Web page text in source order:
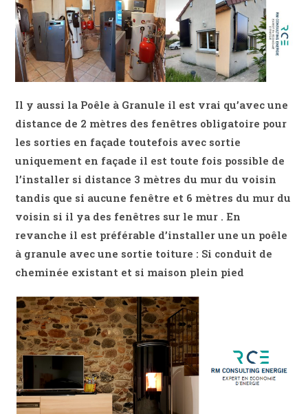
Il y aussi la Poêle à Granule il est vrai qu’avec une
distance de 2 mètres des fenêtres obligatoire pour
les sorties en façade toutefois avec sortie
uniquement en façade il est toute fois possible de
l’installer si distance 3 mètres du mur du voisin
tandis que si aucune fenêtre et 6 mètres du mur du
voisin si il ya des fenêtres sur le mur . En
revanche il est préférable d’installer une un poêle
à granule avec une sortie toiture : Si conduit de
cheminée existant et si maison plein pied